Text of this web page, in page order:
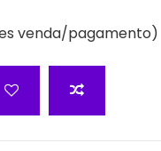
venda/pagamento)